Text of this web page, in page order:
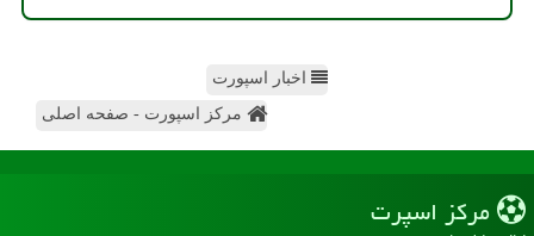
اخبار اسپورت
مرکز اسپورت - صفحه اصلی
مركز اسپرت